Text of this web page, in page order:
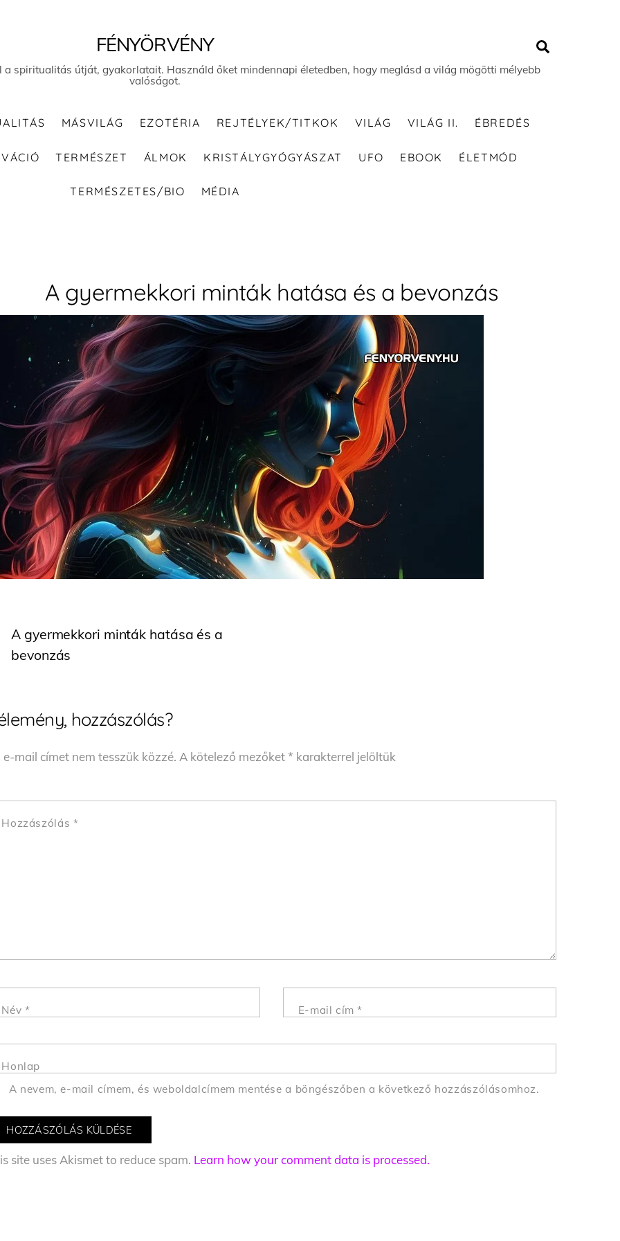
FÉNYÖRVÉNY
a spiritualitás útját, gyakorlatait. Használd őket mindennapi életedben, hogy meglásd a világ mögötti mélyebb
valóságot.
MÁSVILÁG EZOTÉRIA REJTÉLYEK/TITKOK VILÁG VILÁG II. ÉBREDÉS
TERMÉSZET ÁLMOK KRISTÁLYGYÓGYÁSZAT UFO EBOOK ÉLETMÓD
TERMÉSZETES/BIO MÉDIA
A gyermekkori minták hatása és a bevonzás
A gyermekkori minták hatása és a
bevonzás
hozzászólás?
e-mail címet nem tesszük közzé. A kötelező mezőket* karakterrel jelöltük
Hozzászólás *
Név * E-mail cím*
Honlap
A nevem, e-mail címem, és weboldalcímem mentése a böngészőben a következő hozzászólásomhoz.
site uses Akismet to reduce spam. Learn how your comment data is processed.